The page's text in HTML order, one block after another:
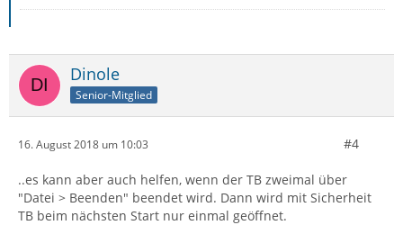
Dinole
Senior-Mitglied
16. August 2018 um 10:03 #4
..es kann aber auch helfen, wenn der TB zweimal über
"Datei > Beenden" beendet wird. Dann wird mit Sicherheit
TB beim nächsten Start nur einmal geöffnet.